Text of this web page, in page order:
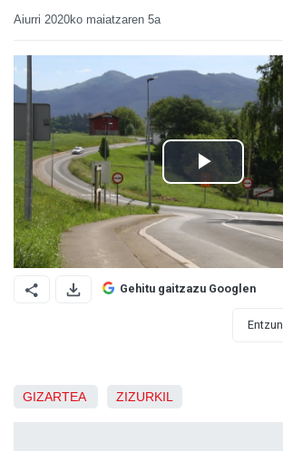
Aiurri 2020ko maiatzaren 5a
Gehitu gaitzazu Googlen
Entzun
GIZARTEA ZIZURKIL